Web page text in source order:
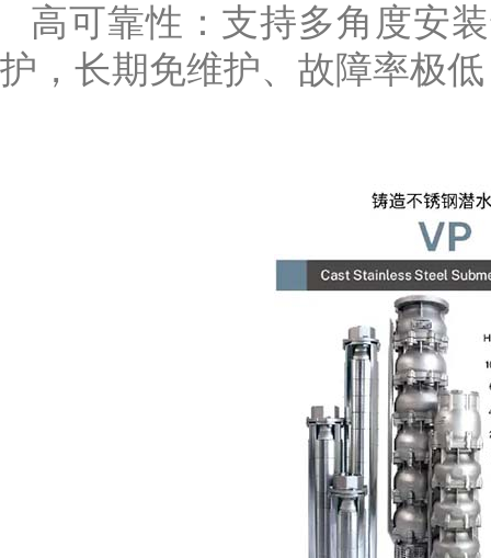
高可靠性：支持多角度安
护，长期免维护、故障率极